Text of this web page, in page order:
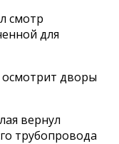
смотр
для
дворы
вернул
трубопровода